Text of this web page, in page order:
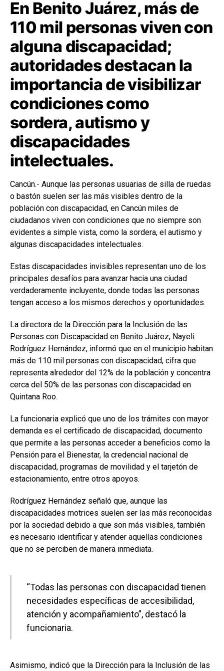
En Benito Juárez, más de
110 mil personas viven con
alguna discapacidad;
autoridades destacan la
importancia de visibilizar
condiciones como
sordera, autismo y
discapacidades
intelectuales.
Cancún.- Aunque las personas usuarias de silla de ruedas
o bastón suelen ser las más visibles dentro de la
población con discapacidad, en Cancún miles de
ciudadanos viven con condiciones que no siempre son
evidentes a simple vista, como la sordera, el autismo y
algunas discapacidades intelectuales.
Estas discapacidades invisibles representan uno de los
principales desafíos para avanzar hacia una ciudad
verdaderamente incluyente, donde todas las personas
tengan acceso a los mismos derechos y oportunidades.
La directora de la Dirección para la Inclusión de las
Personas con Discapacidad en Benito Juárez, Nayeli
Rodríguez Hernández, informó que en el municipio habitan
más de 110 mil personas con discapacidad, cifra que
representa alrededor del 12% de la población y concentra
cerca del 50% de las personas con discapacidad en
Quintana Roo.
La funcionaria explicó que uno de los trámites con mayor
demanda es el certificado de discapacidad, documento
que permite a las personas acceder a beneficios como la
Pensión para el Bienestar, la credencial nacional de
discapacidad, programas de movilidad y el tarjetón de
estacionamiento, entre otros apoyos.
Rodríguez Hernández señaló que, aunque las
discapacidades motrices suelen ser las más reconocidas
por la sociedad debido a que son más visibles, también
es necesario identificar y atender aquellas condiciones
que no se perciben de manera inmediata.
“Todas las personas con discapacidad tienen
necesidades específicas de accesibilidad,
atención y acompañamiento”, destacó la
funcionaria.
Asimismo, indicó que la Dirección para la Inclusión de las